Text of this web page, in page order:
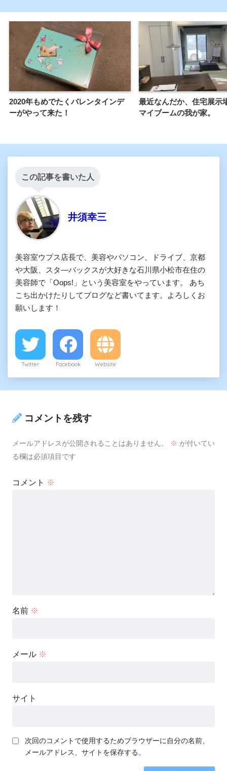
2020年もめでたくバレンタインデ
ーがやって来た！
最近なんだか、住宅展示
マイブームの我が家。
この記事を書いた人
井須幸三
美容室ウプス店長で、美容やパソコン、ドライブ、京都
や大阪、スタ―バックスが大好きな石川県小松市在住の
美容師で「Oops!」という美容室をやっています。 あち
こち出かけたりしてブログなど書いてます。よろしくお
願いします！
Twitter Facebook Website
コメントを残す
メールアドレスが公開されることはありません。 ※ が付いてい
る欄は必須項目です
コメント ※
名前 ※
メール ※
サイト
次回のコメントで使用するためブラウザーに自分の名前、
メールアドレス、サイトを保存する。